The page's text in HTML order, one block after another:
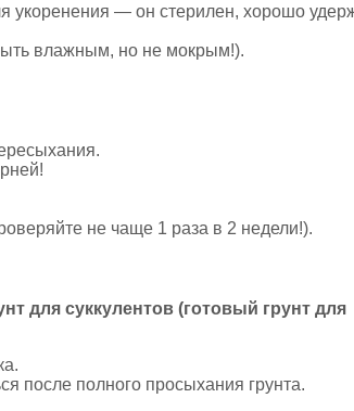
укоренения — он стерилен, хорошо
влажным, но не мокрым!).
не чаще 1 раза в 2 недели!).
для суккулентов (готовый грунт для
после полного просыхания грунта.